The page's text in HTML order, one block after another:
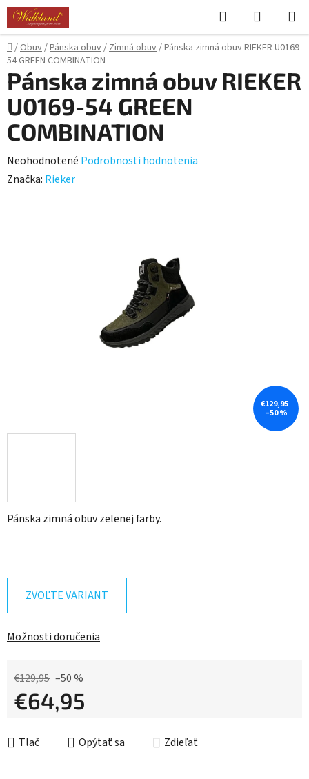
Prejsť
obsah
Hľadať
KOŠÍK
Domov
/Obuv/Pánska obuv/Zimná obuv/Pánska zimná obuv RIEKER U0169-
54 GREEN COMBINATION
Pánska zimná obuv zelenej farby.
ZVOĽTE VARIANT
Možnosti doručenia
€129,95 –50 %
€64,95
Tlač
Opýtať sa Zdieľať
Pánska zimná obuv RIEKER
U0169-54 GREEN
COMBINATION
Priemerné
hodnotenie
Neohodnotené Podrobnosti hodnotenia
Značka: Rieker
€129,95
–50 %